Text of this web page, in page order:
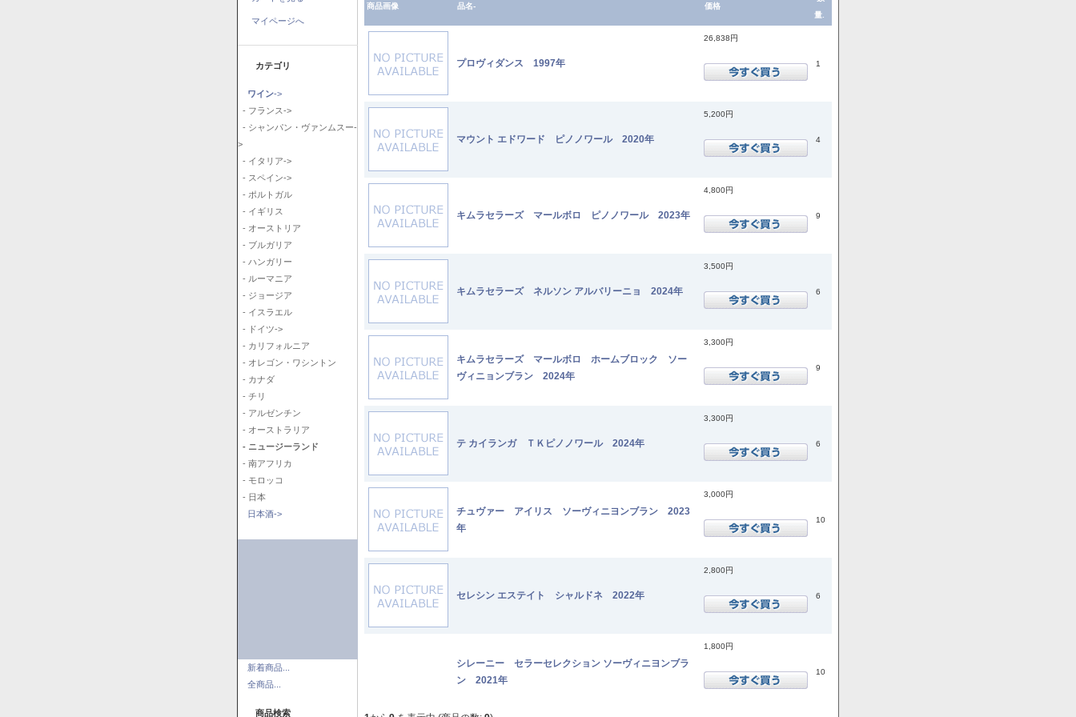
マイページへ
カテゴリ
ワイン->
- フランス->
- シャンパン・ヴァンムスー-
>
- イタリア->
- スペイン->
- ポルトガル
- イギリス
- オーストリア
- ブルガリア
- ハンガリー
- ルーマニア
- ジョージア
- イスラエル
- ドイツ->
- カリフォルニア
- オレゴン・ワシントン
- カナダ
- チリ
- アルゼンチン
- オーストラリア
- ニュージーランド
- 南アフリカ
- モロッコ
- 日本
日本酒->
新着商品...
全商品...
商品検索
商品画像 品名- 価格
量.
プロヴィダンス 1997年
26,838円
1
マウント エドワード ピノノワール 2020年
5,200円
4
キムラセラーズ マールボロ ピノノワール 2023年
4,800円
9
キムラセラーズ ネルソン アルバリーニョ 2024年
3,500円
6
キムラセラーズ マールボロ ホームブロック ソー
ヴィニョンブラン 2024年
3,300円
9
テ カイランガ ＴＫピノノワール 2024年
3,300円
6
チュヴァー アイリス ソーヴィニヨンブラン 2023
年
3,000円
10
セレシン エステイト シャルドネ 2022年
2,800円
6
シレーニー セラーセレクション ソーヴィニヨンブラ
ン 2021年
1,800円
10